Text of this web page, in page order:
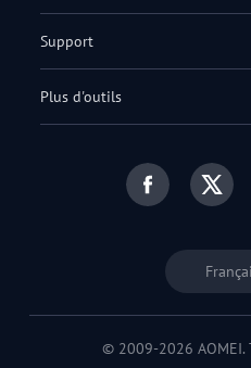
Support
Plus d'outils
© 2009-2026 AOMEI.